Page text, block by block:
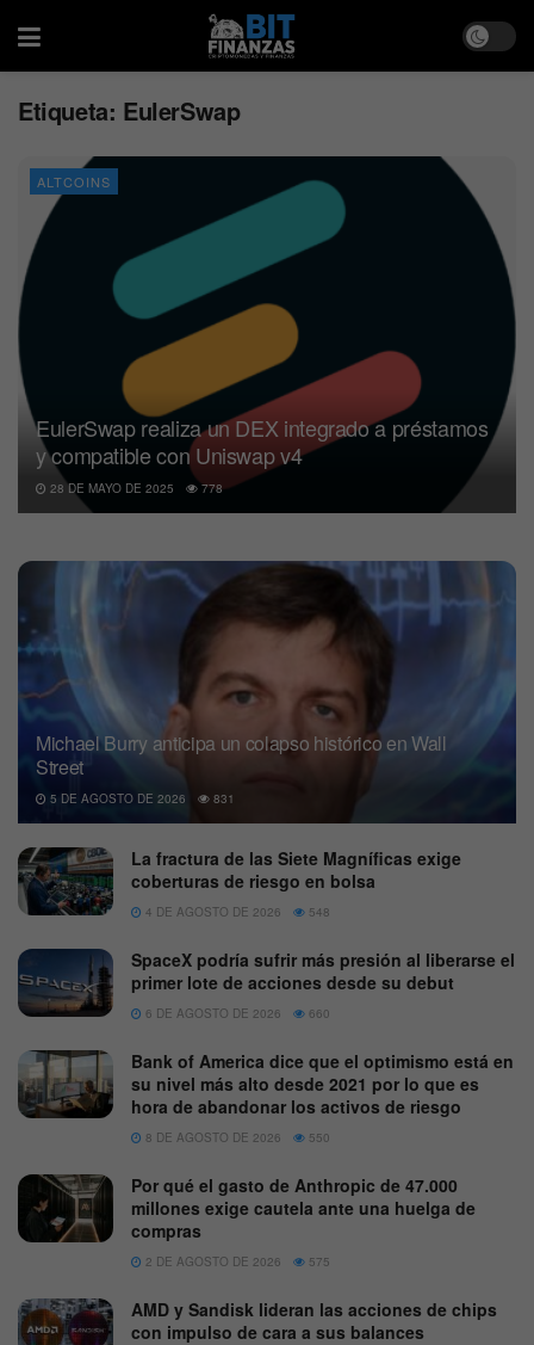
Etiqueta: EulerSwap
ALTCOINS
EulerSwap realiza un DEX integrado a préstamos
y compatible con Uniswap v4
28 DE MAYO DE 2025 778
Michael Burry anticipa un colapso histórico en Wall
Street
5 DE AGOSTO DE 2026 831
La fractura de las Siete Magníficas exige
coberturas de riesgo en bolsa
4 DE AGOSTO DE 2026 548
SpaceX podría sufrir más presión al liberarse el
primer lote de acciones desde su debut
6 DE AGOSTO DE 2026 660
Bank of America dice que el optimismo está en
su nivel más alto desde 2021 por lo que es
hora de abandonar los activos de riesgo
8 DE AGOSTO DE 2026 550
Por qué el gasto de Anthropic de 47.000
millones exige cautela ante una huelga de
compras
2 DE AGOSTO DE 2026 575
AMD y Sandisk lideran las acciones de chips
con impulso de cara a sus balances